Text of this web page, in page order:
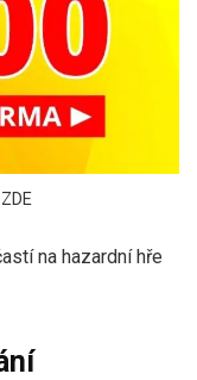
na hazardní hře